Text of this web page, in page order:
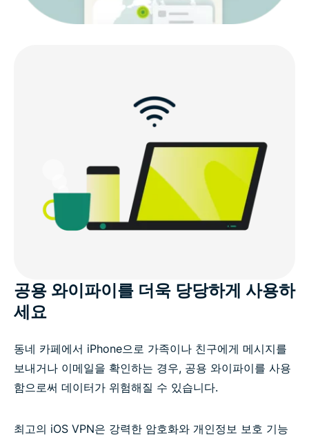
ExpressVPN에 대한 고객의 평가
iPhone 및 iPad에서 위험 부담 없이 ExpressVPN을 사
공용 와이파이를 더욱 당당하게 사용하
세요
동네 카페에서 iPhone으로 가족이나 친구에게 메시지를
보내거나 이메일을 확인하는 경우, 공용 와이파이를 사용
함으로써 데이터가 위험해질 수 있습니다.
최고의 iOS VPN은 강력한 암호화와 개인정보 보호 기능